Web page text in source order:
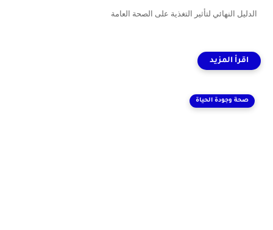
الدليل النهائي لتأثير التغذية على الصحة العامة
صحة وجودة الحياة